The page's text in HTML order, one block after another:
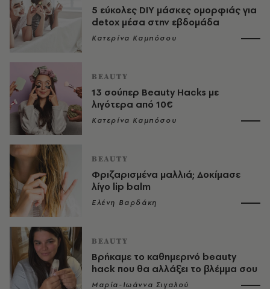
5 εύκολες DIY μάσκες ομορφιάς για
detox μέσα στην εβδομάδα
Κατερίνα Καμπόσου
BEAUTY
13 σούπερ Beauty Hacks με
λιγότερα από 10€
Κατερίνα Καμπόσου
BEAUTY
Φριζαρισμένα μαλλιά; Δοκίμασε
λίγο lip balm
Ελένη Βαρδάκη
BEAUTY
Βρήκαμε το καθημερινό beauty
hack που θα αλλάξει το βλέμμα σου
Μαρία-Ιωάννα Σιγαλού